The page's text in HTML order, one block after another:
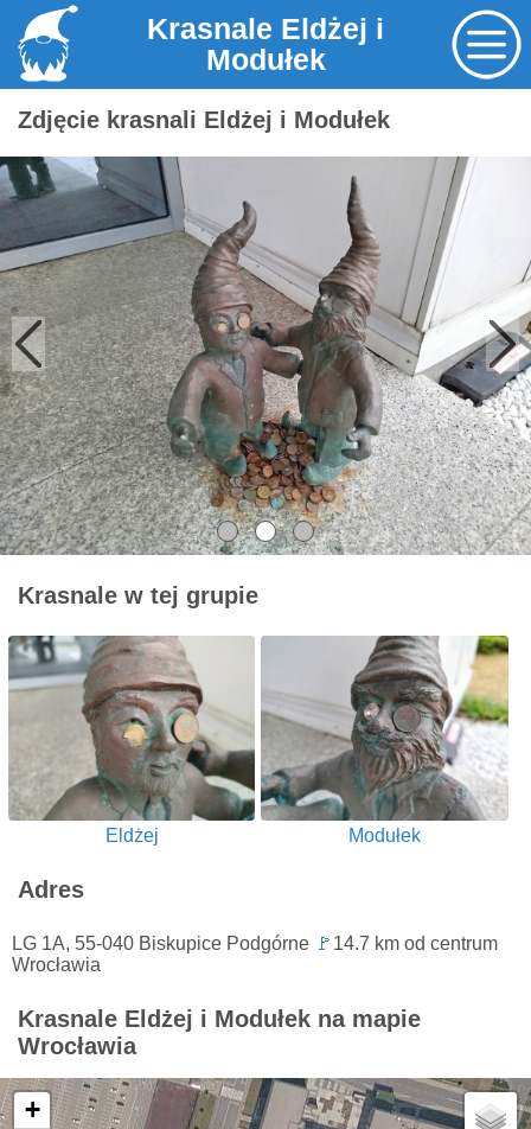
Krasnale Eldżej i
Modułek
Zdjęcie krasnali Eldżej i Modułek
Krasnale w tej grupie
Eldżej Modułek
Adres
LG 1A, 55-040 Biskupice Podgórne 🚩 14.7 km od centrum
Wrocławia
Krasnale Eldżej i Modułek na mapie
Wrocławia
+